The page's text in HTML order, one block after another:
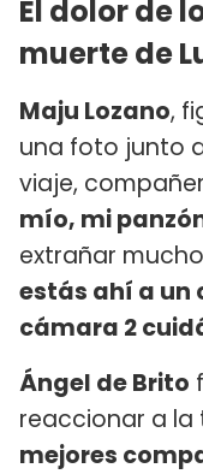
El dolor de
muerte de
Maju Lozano,
una foto junto a
viaje,
mío, mi
extrañar
estás ahí a un
cámara 2
Ángel de Brito
reaccionar a la
mejores